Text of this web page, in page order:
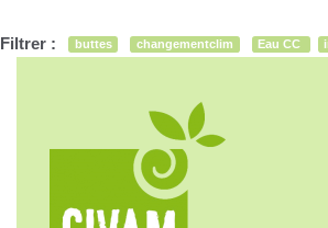
Filtrer : buttes changementclim Eau CC